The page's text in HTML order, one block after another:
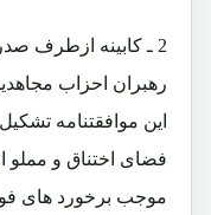
2 ـ کابینه ازطرف
رهبران احزاب
این موافقتنامه
فضای اختناق و
موجب برخورد های